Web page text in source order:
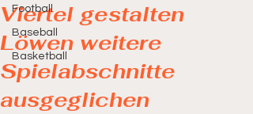
Football
Baseball
Basketball
Viertel gestalten
Löwen weitere
Spielabschnitte
ausgeglichen